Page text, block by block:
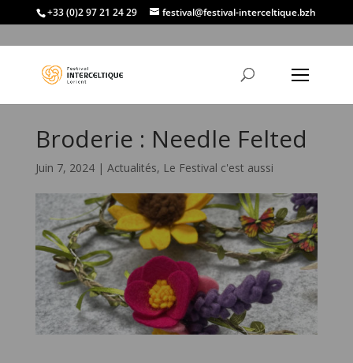
+33 (0)2 97 21 24 29 festival@festival-interceltique.bzh
Broderie : Needle Felted
Juin 7, 2024| Actualités, Le Festival c'est aussi